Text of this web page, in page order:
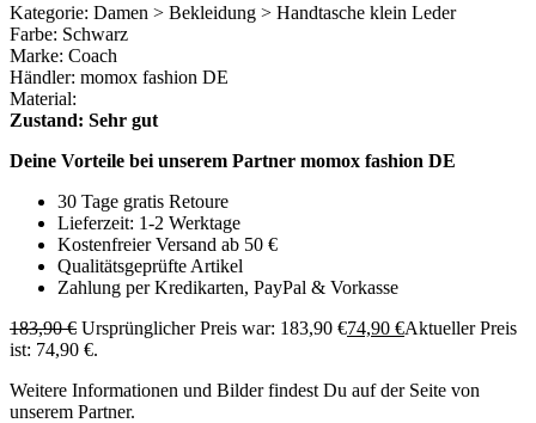
Kategorie: Damen > Bekleidung > Handtasche klein Leder
Farbe: Schwarz
Marke: Coach
Händler: momox fashion DE
Material:
Zustand: Sehr gut
Deine Vorteile bei unserem Partner momox fashion DE
30 Tage gratis Retoure
Lieferzeit: 1-2 Werktage
Kostenfreier Versand ab 50 €
Qualitätsgeprüfte Artikel
Zahlung per Kredikarten, PayPal & Vorkasse
183,90€ Ursprünglicher Preis war: 183,90 €74,90 €Aktueller Preis
ist: 74,90 €.
Weitere Informationen und Bilder findest Du auf der Seite von
unserem Partner.